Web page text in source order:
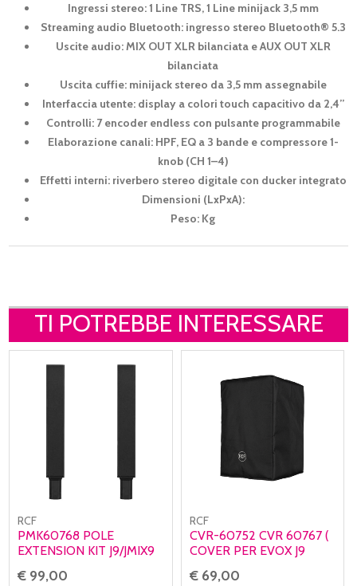
Ingressi stereo: 1 Line TRS, 1 Line minijack 3,5 mm
Streaming audio Bluetooth: ingresso stereo Bluetooth® 5.3
Uscite audio: MIX OUT XLR bilanciata e AUX OUT XLR
bilanciata
Uscita cuffie: minijack stereo da 3,5 mm assegnabile
Interfaccia utente: display a colori touch capacitivo da 2,4”
Controlli: 7 encoder endless con pulsante programmabile
Elaborazione canali: HPF, EQ a 3 bande e compressore 1-
knob (CH 1–4)
Effetti interni: riverbero stereo digitale con ducker integrato
Dimensioni (LxPxA):
Peso: Kg
TI POTREBBE INTERESSARE
RCF
PMK60768 POLE
EXTENSION KIT J9/JMIX9
€ 99,00
RCF
CVR-60752 CVR 60767 (
COVER PER EVOX J9
€ 69,00